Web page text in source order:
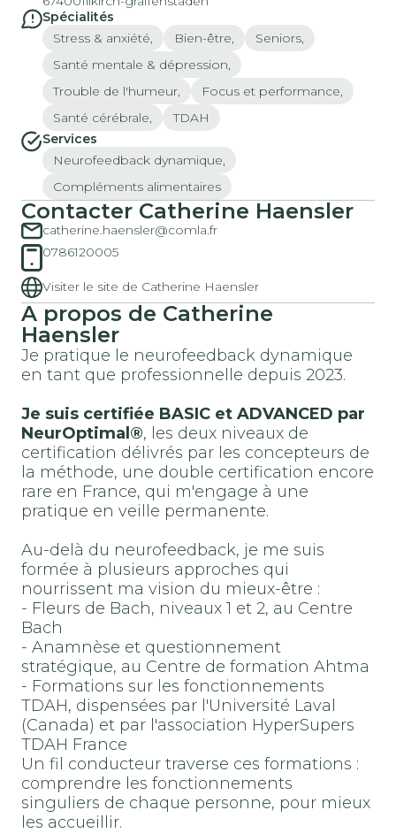
Spécialités
Stress & anxiété,
Bien-être,
Seniors,
Santé mentale & dépression,
Trouble de l'humeur,
Focus et performance,
Santé cérébrale,
TDAH
Services
Neurofeedback dynamique,
Compléments alimentaires
Contacter Catherine Haensler
catherine.haensler@comla.fr
0786120005
Visiter le site de Catherine Haensler
A propos de Catherine
Haensler
Je pratique le neurofeedback dynamique
en tant que professionnelle depuis 2023.
Je suis certifiée BASIC et ADVANCED par
NeurOptimal®, les deux niveaux de
certification délivrés par les concepteurs de
la méthode, une double certification encore
rare en France, qui m'engage à une
pratique en veille permanente.
Au-delà du neurofeedback, je me suis
formée à plusieurs approches qui
nourrissent ma vision du mieux-être :
- Fleurs de Bach, niveaux 1 et 2, au Centre
Bach
- Anamnèse et questionnement
stratégique, au Centre de formation Ahtma
- Formations sur les fonctionnements
TDAH, dispensées par l'Université Laval
(Canada) et par l'association HyperSupers
TDAH France
Un fil conducteur traverse ces formations :
comprendre les fonctionnements
singuliers de chaque personne, pour mieux
les accueillir.